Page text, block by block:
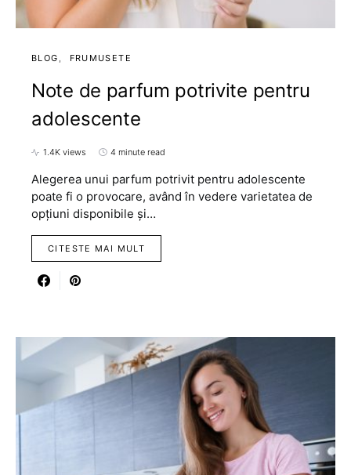
BLOG FRUMUSETE
Note de parfum potrivite pentru
adolescente
1.4K views 4 minute read
Alegerea unui parfum potrivit pentru adolescente
poate fi o provocare, având în vedere varietatea de
opțiuni disponibile și…
CITESTE MAI MULT